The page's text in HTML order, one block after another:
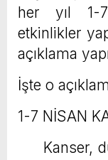
her yıl 1-
etkinlikler
açıklama
İşte o
1-7 NİSAN
Kanser,